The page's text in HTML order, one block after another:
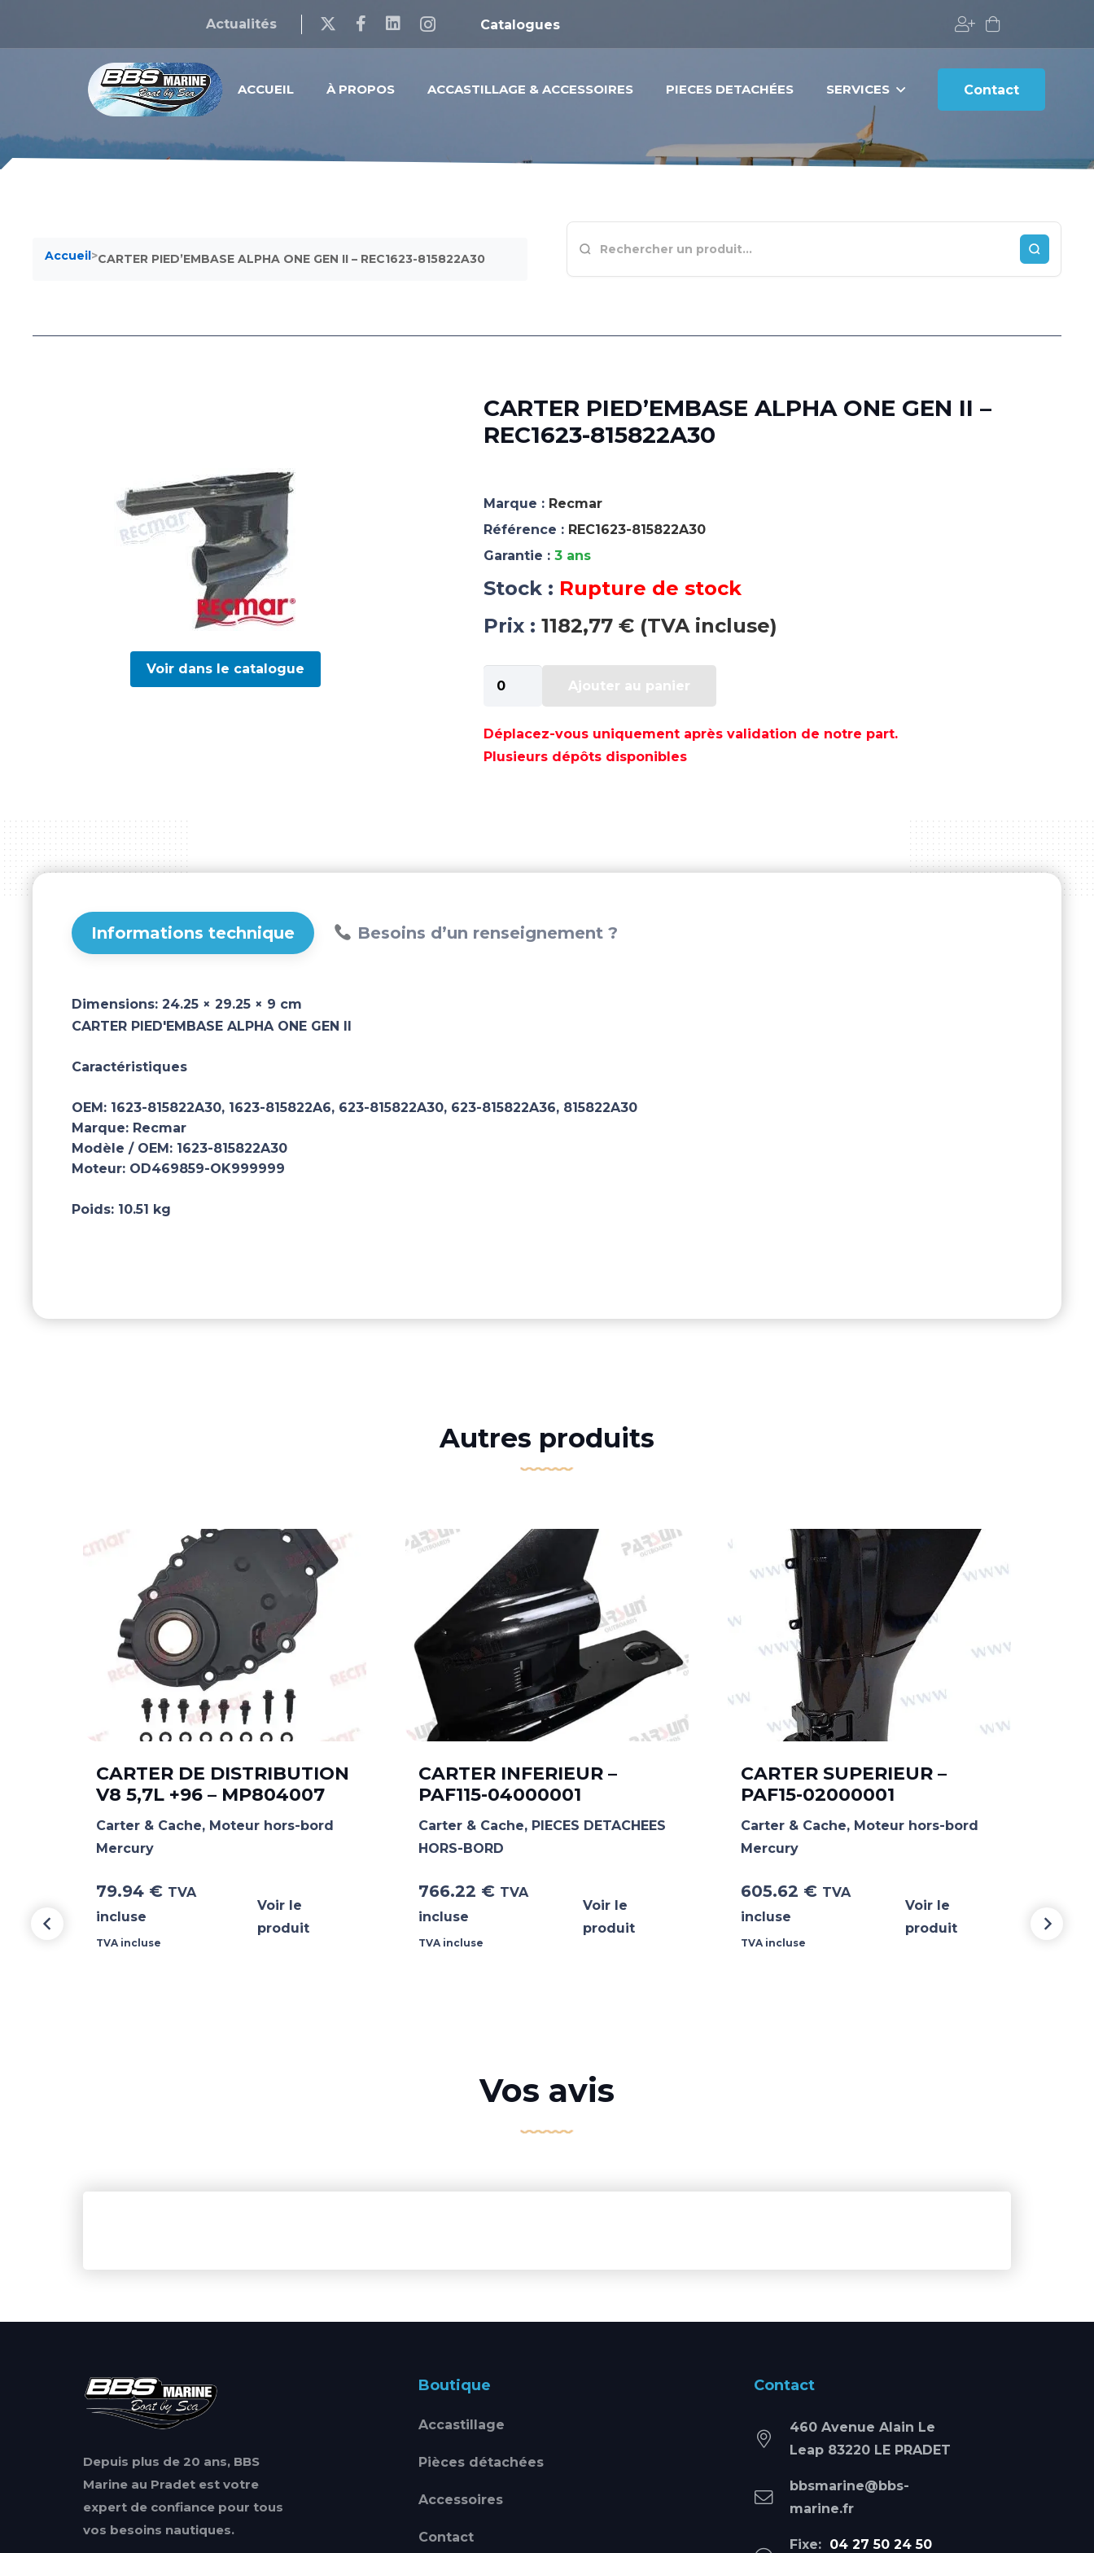
Actualités Catalogues
ACCUEIL À PROPOS ACCASTILLAGE & ACCESSOIRES PIECES DETACHÉES SERVICES Contact
Accueil>CARTER PIED’EMBASE ALPHA ONE GEN II – REC1623-815822A30
Voir dans le catalogue
CARTER PIED’EMBASE ALPHA ONE GEN II –
REC1623-815822A30
Marque : Recmar
Référence : REC1623-815822A30
Garantie : 3 ans
Stock : Rupture de stock
Prix : 1182,77 € (TVA incluse)
de
PIED'EMBASE
ALPHA
815822A30
Ajouter au panier
Déplacez-vous uniquement après validation de notre part.
Plusieurs dépôts disponibles
Informations technique Besoins d’un renseignement ?
Dimensions: 24.25 × 29.25 × 9 cm
CARTER PIED'EMBASE ALPHA ONE GEN II
Caractéristiques
OEM: 1623-815822A30, 1623-815822A6, 623-815822A30, 623-815822A36, 815822A30
Marque: Recmar
Modèle / OEM: 1623-815822A30
Moteur: OD469859-OK999999
Poids: 10.51 kg
Autres produits
CARTER DE DISTRIBUTION
V8 5,7L +96 – MP804007
Carter & Cache, Moteur hors-bord
Mercury
79.94 € TVA
incluse
TVA incluse
Voir le
produit
CARTER INFERIEUR –
PAF115-04000001
Carter & Cache, PIECES DETACHEES
HORS-BORD
766.22 € TVA
incluse
TVA incluse
Voir le
produit
CARTER SUPERIEUR –
PAF15-02000001
Carter & Cache, Moteur hors-bord
Mercury
605.62 € TVA
incluse
TVA incluse
Voir le
produit
Vos avis
Depuis plus de 20 ans, BBS
Marine au Pradet est votre
expert de confiance pour tous
vos besoins nautiques.
Boutique
Accastillage
Pièces détachées
Accessoires
Contact
Contact
460 Avenue Alain Le
Leap 83220 LE PRADET
bbsmarine@bbs-
marine.fr
Fixe: 04 27 50 24 50